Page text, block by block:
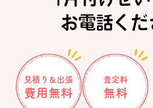
お電話くだ
見積り＆出張
費用無料
査定料
無料